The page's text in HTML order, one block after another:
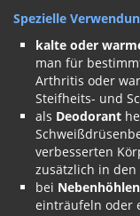
Spezielle
kalte oder
man für
Arthritis oder
Steifheits- und
als Deodorant
verbesserten
zusätzlich in
bei
einträufeln oder